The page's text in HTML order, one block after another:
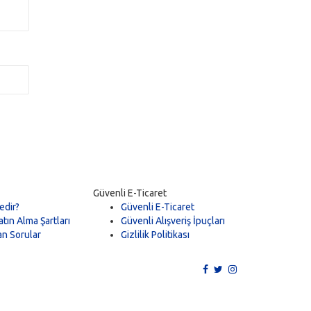
Alma Şartları
Sorular
Güvenli E-Ticaret
Güvenli E-Ticaret
Güvenli Alışveriş İpuçları
Gizlilik Politikası